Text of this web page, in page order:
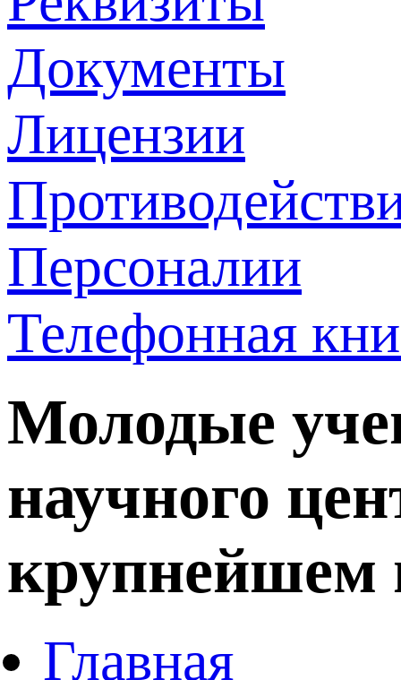
Документы
Лицензии
Персоналии
Телефонная
Молодые
научного
крупнейшем
Главная